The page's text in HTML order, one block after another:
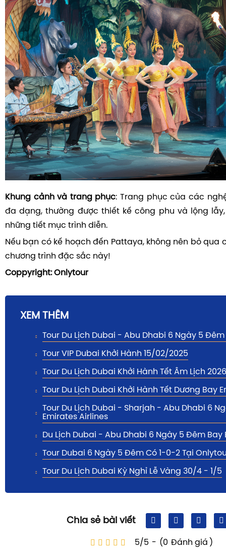
Khung cảnh và trang phục: Trang phục của các
đa dạng, thường được thiết kế công phu và lộng
những tiết mục trình diễn.
Nếu bạn có kế hoạch đến Pattaya, không nên bỏ qua
chương trình đặc sắc này!
Coppyright: Onlytour
XEM THÊM
Tour Du Lịch Dubai - Abu Dhabi 6 Ngày 5
Tour VIP Dubai Khởi Hành 15/02/2025
Tour Du Lịch Dubai Khởi Hành Tết Âm Lịch 2026
Tour Du Lịch Dubai Khởi Hành Tết Dương Bay
Tour Du Lịch Dubai - Sharjah - Abu Dhabi 6
Emirates Airlines
Du Lịch Dubai - Abu Dhabi 6 Ngày 5 Đêm Bay
Tour Dubai 6 Ngày 5 Đêm Có 1-0-2 Tại
Tour Du Lịch Dubai Kỳ Nghỉ Lễ Vàng 30/4 - 1/5
Chia sẻ bài viết
5/5 - (0 Đánh giá )